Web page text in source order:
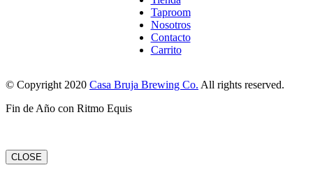
Taproom
Nosotros
Contacto
Carrito
© Copyright 2020 Casa Bruja Brewing Co. All rights reserved.
Fin de Año con Ritmo Equis
CLOSE